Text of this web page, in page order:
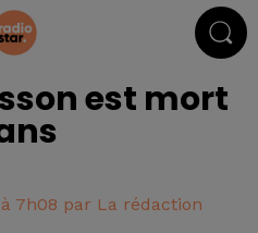
est mort
7h08 par La rédaction